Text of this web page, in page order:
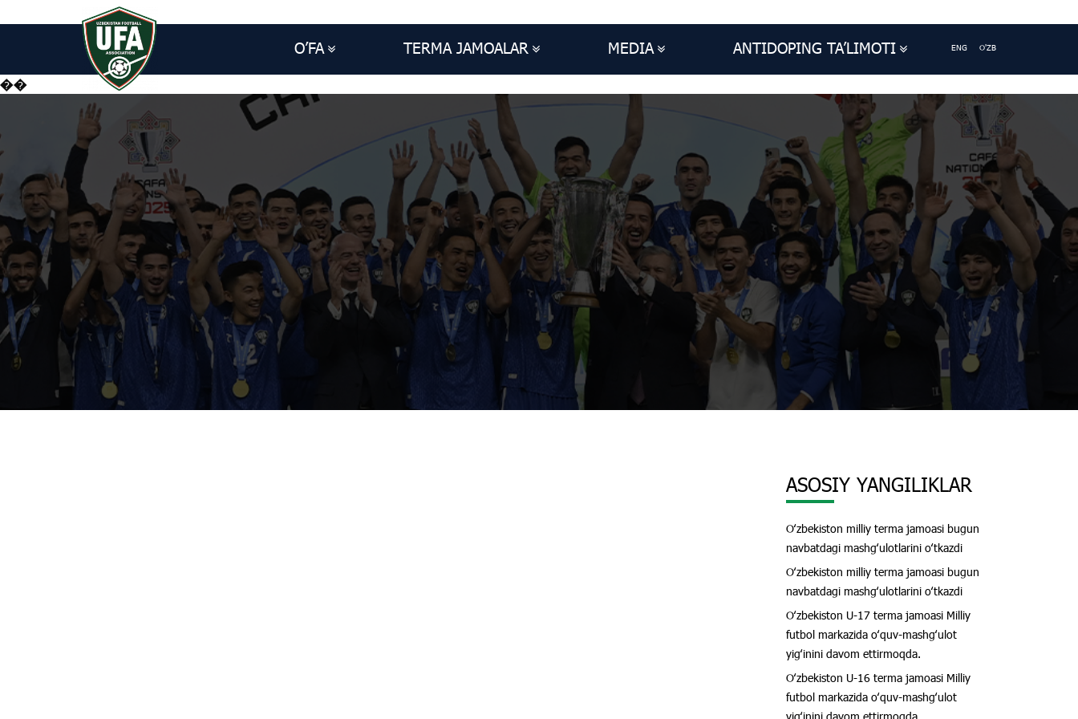
O’FA TERMA JAMOALAR MEDIA ANTIDOPING TA’LIMOTI ENG O'ZB
��
ASOSIY YANGILIKLAR
Oʻzbekiston milliy terma jamoasi bugun
navbatdagi mashgʻulotlarini oʻtkazdi
Oʻzbekiston milliy terma jamoasi bugun
navbatdagi mashgʻulotlarini oʻtkazdi
Oʻzbekiston U-17 terma jamoasi Milliy
futbol markazida oʻquv-mashgʻulot
yigʻinini davom ettirmoqda.
Oʻzbekiston U-16 terma jamoasi Milliy
futbol markazida oʻquv-mashgʻulot
yigʻinini davom ettirmoqda